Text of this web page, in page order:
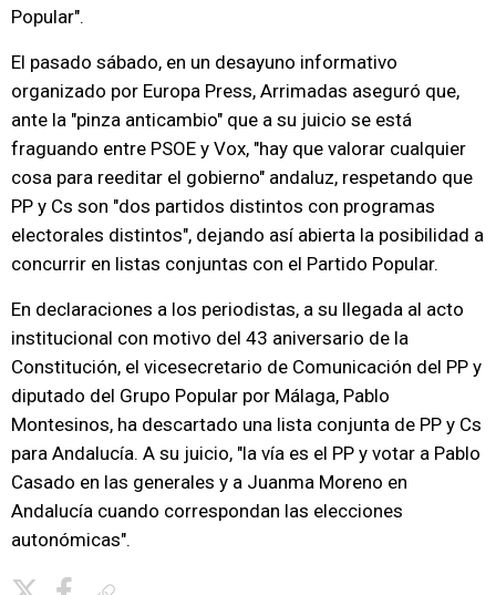
Popular".
El pasado sábado, en un desayuno informativo
organizado por Europa Press, Arrimadas aseguró que,
ante la "pinza anticambio" que a su juicio se está
fraguando entre PSOE y Vox, "hay que valorar cualquier
cosa para reeditar el gobierno" andaluz, respetando que
PP y Cs son "dos partidos distintos con programas
electorales distintos", dejando así abierta la posibilidad a
concurrir en listas conjuntas con el Partido Popular.
En declaraciones a los periodistas, a su llegada al acto
institucional con motivo del 43 aniversario de la
Constitución, el vicesecretario de Comunicación del PP y
diputado del Grupo Popular por Málaga, Pablo
Montesinos, ha descartado una lista conjunta de PP y Cs
para Andalucía. A su juicio, "la vía es el PP y votar a Pablo
Casado en las generales y a Juanma Moreno en
Andalucía cuando correspondan las elecciones
autonómicas".